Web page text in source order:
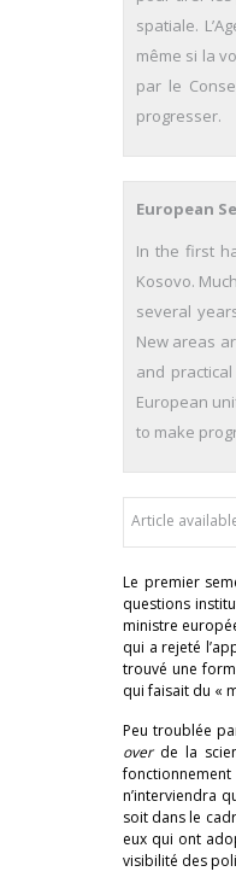
spatiale.
même si la
par le
progresser.
European
In the first
Kosovo.
several
New areas
and
European
to make
Article
Le premier
questions
ministre
qui a rejeté
trouvé une
qui faisait du «
Peu troublée
overde la
n’interviendra
soit dans le
eux qui ont
visibilité des